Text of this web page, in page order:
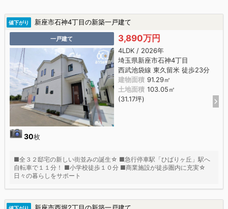
値下がり 新座市石神4丁目の新築一戸建て
一戸建て
30枚
3,890万円
4LDK / 2026年
埼玉県新座市石神4丁目
西武池袋線 東久留米 徒歩23分
建物面積 91.29㎡
土地面積 103.05㎡
(31.17坪)
■全３２邸宅の新しい街並みの誕生☆ ■急行停車駅「ひばりヶ丘」駅へ
自転車で１１分！ ■小学校徒歩１０分 ■商業施設が徒歩圏内に充実☆
日々の暮らしをサポート
新座市西堀2丁目の新築一戸建て